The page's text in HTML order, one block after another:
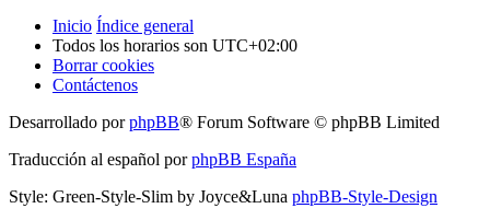
Inicio Índice general
Todos los horarios son UTC+02:00
Borrar cookies
Contáctenos
Desarrollado porphpBB® Forum Software © phpBB Limited
Traducción al español porphpBB España
Style: Green-Style-Slim by Joyce&Luna phpBB-Style-Design